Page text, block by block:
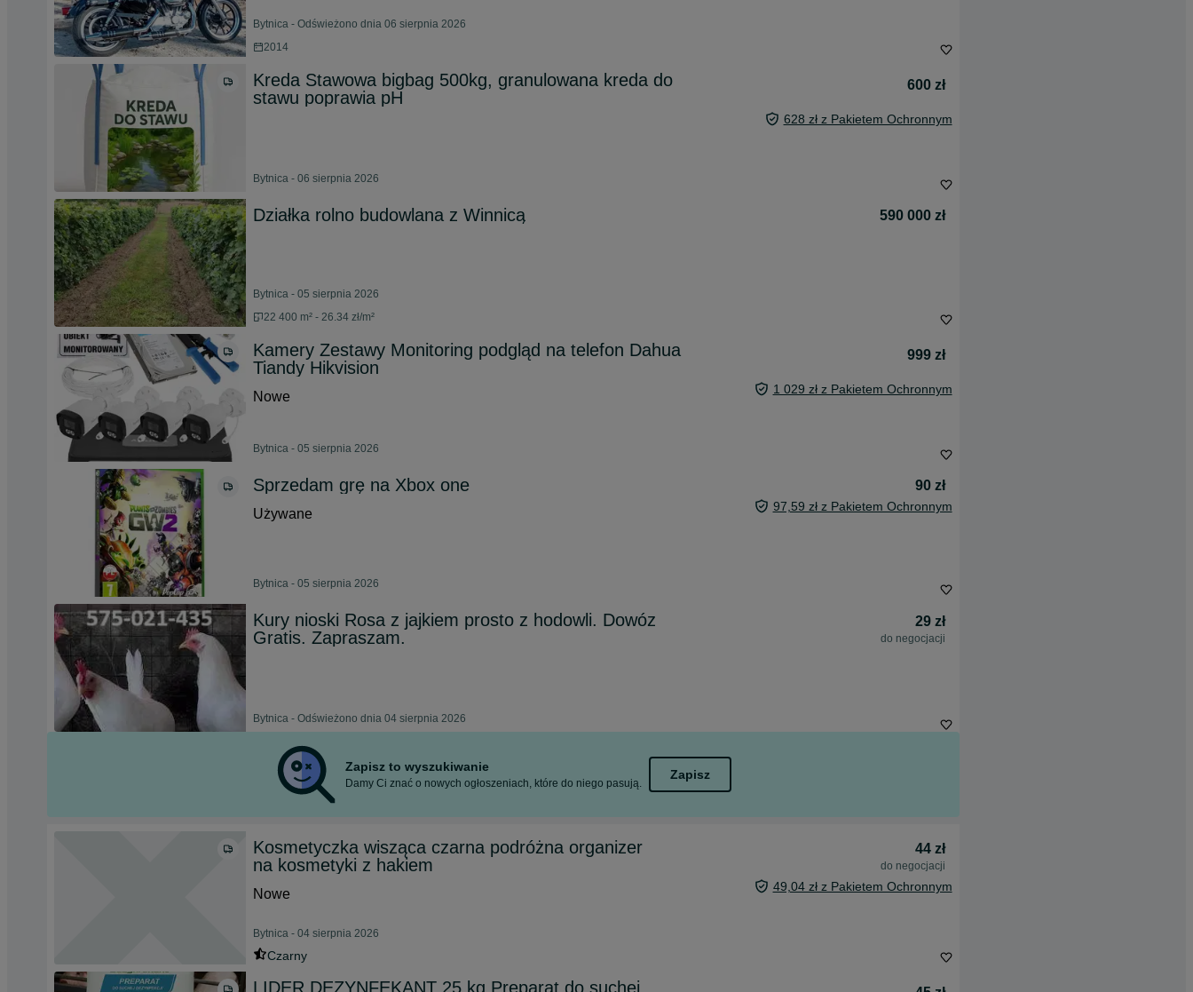
Bytnica - Odświeżono dnia 06 sierpnia 2026
2014
Kreda Stawowa bigbag 500kg, granulowana kreda do
stawu poprawia pH
600 zł
628 zł z Pakietem Ochronnym
Bytnica - 06 sierpnia 2026
Działka rolno budowlana z Winnicą 590 000 zł
Bytnica - 05 sierpnia 2026
22 400 m² - 26.34 zł/m²
Kamery Zestawy Monitoring podgląd na telefon Dahua
Tiandy Hikvision
999 zł
Nowe 1 029 zł z Pakietem Ochronnym
Bytnica - 05 sierpnia 2026
Sprzedam grę na Xbox one
90 zł
Używane
97,59 zł z Pakietem Ochronnym
Bytnica - 05 sierpnia 2026
Kury nioski Rosa z jajkiem prosto z hodowli. Dowóz
Gratis. Zapraszam.
29 zł
do negocjacji
Bytnica - Odświeżono dnia 04 sierpnia 2026
Zapisz to wyszukiwanie
Damy Ci znać o nowych ogłoszeniach, które do niego pasują.
Zapisz
Kosmetyczka wisząca czarna podróżna organizer
na kosmetyki z hakiem
44 zł
do negocjacji
Nowe 49,04 zł z Pakietem Ochronnym
Bytnica - 04 sierpnia 2026
Czarny
LIDER DEZYNFEKANT 25 kg Preparat do suchej